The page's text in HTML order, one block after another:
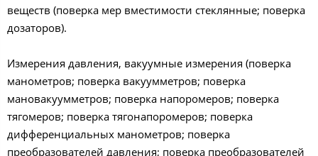
веществ (поверка мер вместимости стеклянные; поверка
дозаторов).
Измерения давления, вакуумные измерения (поверка
манометров; поверка вакуумметров; поверка
мановакуумметров; поверка напоромеров; поверка
тягомеров; поверка тягонапоромеров; поверка
дифференциальных манометров; поверка
преобразователей давления; поверка преобразователей